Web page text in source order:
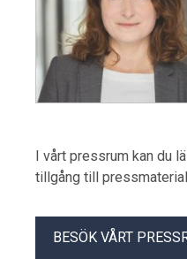
I vårt pressrum kan du
tillgång till
BESÖK VÅRT